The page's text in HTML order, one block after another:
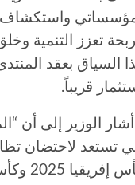
مؤسساتي
تعزز التنمية
السياق بعقد
قريباً.
الوزير إلى أن
تستعد لاحتضان
كبرى مثل